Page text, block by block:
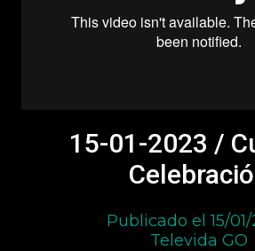
15-01-2023 /
Publicado el 15/
Televida GO